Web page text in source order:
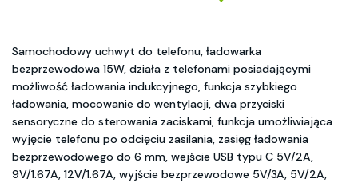
Samochodowy uchwyt do telefonu, ładowarka
bezprzewodowa 15W, działa z telefonami posiadającymi
możliwość ładowania indukcyjnego, funkcja szybkiego
ładowania, mocowanie do wentylacji, dwa przyciski
sensoryczne do sterowania zaciskami, funkcja umożliwiająca
wyjęcie telefonu po odcięciu zasilania, zasięg ładowania
bezprzewodowego do 6 mm, wejście USB typu C 5V/2A,
9V/1.67A, 12V/1.67A, wyjście bezprzewodowe 5V/3A, 5V/2A,